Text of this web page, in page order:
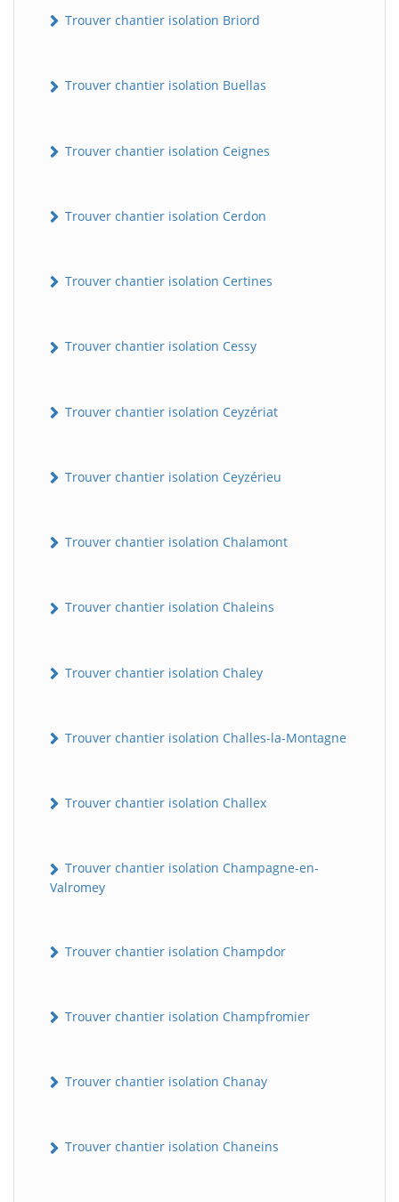
Trouver chantier isolation Briord
Trouver chantier isolation Buellas
Trouver chantier isolation Ceignes
Trouver chantier isolation Cerdon
Trouver chantier isolation Certines
Trouver chantier isolation Cessy
Trouver chantier isolation Ceyzériat
Trouver chantier isolation Ceyzérieu
Trouver chantier isolation Chalamont
Trouver chantier isolation Chaleins
Trouver chantier isolation Chaley
Trouver chantier isolation Challes-la-Montagne
Trouver chantier isolation Challex
Trouver chantier isolation Champagne-en-
Valromey
Trouver chantier isolation Champdor
Trouver chantier isolation Champfromier
Trouver chantier isolation Chanay
Trouver chantier isolation Chaneins